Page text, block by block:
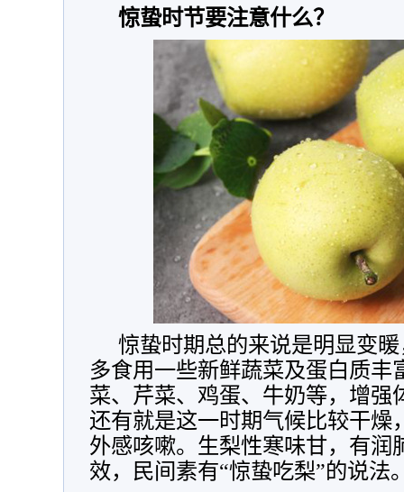
惊蛰时节要注意什么？
惊蛰时期总的来说是明显变
多食用一些新鲜蔬菜及蛋白质丰
菜、芹菜、鸡蛋、牛奶等，增强
还有就是这一时期气候比较干燥
外感咳嗽。生梨性寒味甘，有润
效，民间素有“惊蛰吃梨”的说法